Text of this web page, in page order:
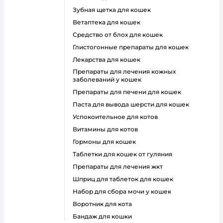
зубная щетка для кошек
ветаптека для кошек
средство от блох для кошек
глистогонные препараты для кошек
лекарства для кошек
препараты для лечения кожных
заболеваний у кошек
препараты для печени для кошек
паста для вывода шерсти для кошек
успокоительное для котов
витамины для котов
гормоны для кошек
таблетки для кошек от гуляния
препараты для лечения жкт
шприц для таблеток для кошек
набор для сбора мочи у кошек
воротник для кота
бандаж для кошки